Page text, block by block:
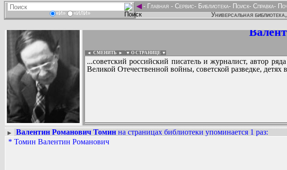
«И» «ИЛИ»
◄- Главная - Сервис- Библиотека- Поиск- Справка-
Универсальная
◄ СМЕНИТЬ ► ▼ О СТРАНИЦЕ ▼
...советский российский писатель и журналист, автор
Великой Отечественной войны, советской разведке, детях
Вадим Ершов...
...
► Валентин Романович Томин на страницах библиотеки упоминается 1 раз:
* Томин Валентин Романович